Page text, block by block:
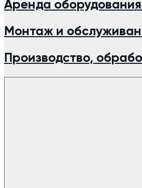
Аренда оборудования
Монтаж и
Производство,